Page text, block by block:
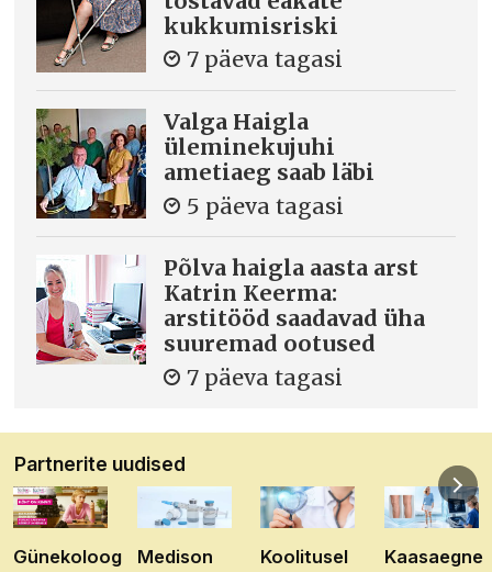
kukkumisriski
7 päeva tagasi
Valga Haigla
üleminekujuhi
ametiaeg saab läbi
5 päeva tagasi
Põlva haigla aasta arst
Katrin Keerma:
arstitööd saadavad üha
suuremad ootused
7 päeva tagasi
Partnerite uudised
Günekoloog
Medison
Koolitusel
Kaasaegne